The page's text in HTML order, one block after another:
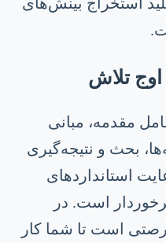
مقدمه، مبانی
بحث و نتیجه‌گیری
استانداردهای
است. در
فرصتی است تا شما کار